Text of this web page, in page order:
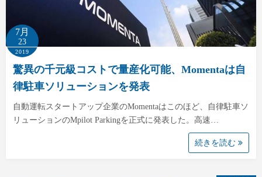
7月
23
2019
驚異の千元級コストで量産化可能、Momentaは自
律駐車ソリューションを発表
自動運転スタートアップ企業のMomentaはこのほど、自律駐車ソ
リューションのMpilot Parkingを正式に発表した。高速…
続きを読む